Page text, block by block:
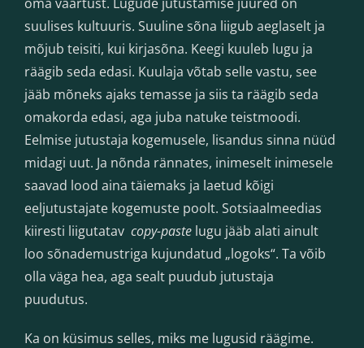
suulises kultuuris. Suuline sõna liigub aeglaselt ja
mõjub teisiti, kui kirjasõna. Keegi kuuleb lugu ja
räägib seda edasi. Kuulaja võtab selle vastu, see
jääb mõneks ajaks temasse ja siis ta räägib seda
omakorda edasi, aga juba natuke teistmoodi.
Eelmise jutustaja kogemusele, lisandus sinna nüüd
midagi uut. Ja nõnda rännates, inimeselt inimesele
saavad lood aina täiemaks ja laetud kõigi
eeljutustajate kogemuste poolt. Sotsiaalmeedias
kiiresti liigutatav copy-paste lugu jääb alati ainult
loo sõnademustriga kujundatud „logoks“. Ta võib
olla väga hea, aga sealt puudub jutustaja
puudutus.
Ka on küsimus selles, miks me lugusid räägime.